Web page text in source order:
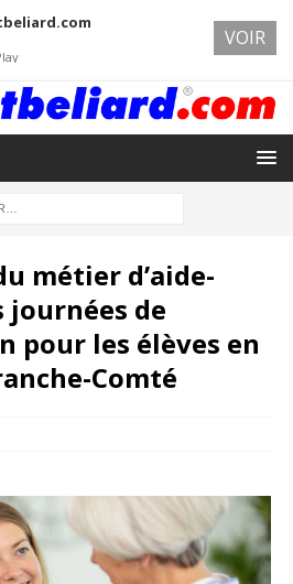
métier d’aide-
journées de
pour les élèves en
Comté
VOIR